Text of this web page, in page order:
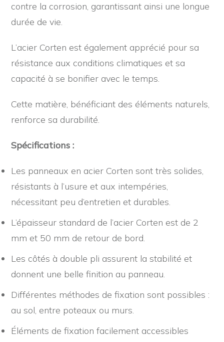
contre la corrosion, garantissant ainsi une longue
durée de vie.
L’acier Corten est également apprécié pour sa
résistance aux conditions climatiques et sa
capacité à se bonifier avec le temps.
Cette matière, bénéficiant des éléments naturels,
renforce sa durabilité.
Spécifications :
Les panneaux en acier Corten sont très solides,
résistants à l’usure et aux intempéries,
nécessitant peu d’entretien et durables.
L’épaisseur standard de l’acier Corten est de 2
mm et 50 mm de retour de bord.
Les côtés à double pli assurent la stabilité et
donnent une belle finition au panneau.
Différentes méthodes de fixation sont possibles :
au sol, entre poteaux ou murs.
Éléments de fixation facilement accessibles